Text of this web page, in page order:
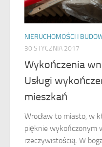
NIERUCHOMOŚCI I
30 STYCZNIA 2017
Wykończenia
Usługi
mieszkań
Wrocław to miasto, w
pięknie wykończonym
rzeczywistością. W